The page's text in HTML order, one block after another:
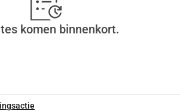
komen binnenkort.